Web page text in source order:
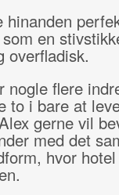
hinanden
en
overfladisk.
nogle flere
to i bare at
gerne vil
med det
hvor